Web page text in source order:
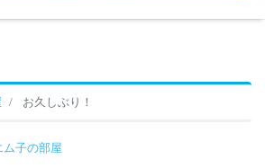
お久しぶり！
ム子の部屋